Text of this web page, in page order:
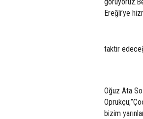
Ereğli’ye
taktir
Oğuz Ata
bizim